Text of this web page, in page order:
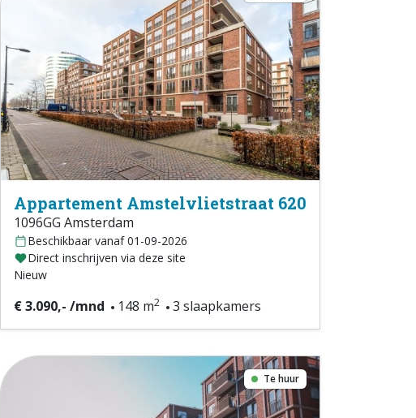
Appartement Amstelvlietstraat 620
1096GG Amsterdam
Beschikbaar vanaf 01-09-2026
Direct inschrijven via deze site
Nieuw
€ 3.090,- /mnd 148 m2 3 slaapkamers
Te huur